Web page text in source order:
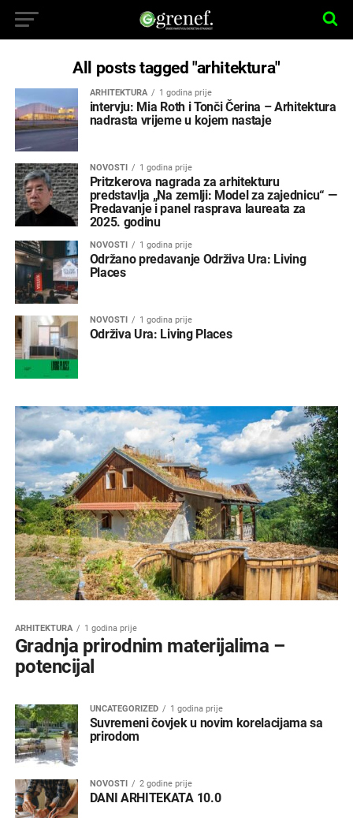
All posts tagged "arhitektura"
ARHITEKTURA 1 godina prije
intervju: Mia Roth i Tonči Čerina – Arhitektura
nadrasta vrijeme u kojem nastaje
NOVOSTI 1 godina prije
Pritzkerova nagrada za arhitekturu
predstavlja „Na zemlji: Model za zajednicu“ —
Predavanje i panel rasprava laureata za
2025. godinu
NOVOSTI 1 godina prije
Održano predavanje Održiva Ura: Living
Places
NOVOSTI 1 godina prije
Održiva Ura: Living Places
ARHITEKTURA 1 godina prije
Gradnja prirodnim materijalima –
potencijal
UNCATEGORIZED 1 godina prije
Suvremeni čovjek u novim korelacijama sa
prirodom
NOVOSTI 2 godine prije
DANI ARHITEKATA 10.0